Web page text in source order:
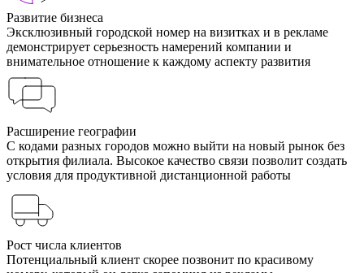
Развитие бизнеса
Эксклюзивный городской номер на визитках и в рекламе
демонстрирует серьезность намерений компании и
внимательное отношение к каждому аспекту развития
Расширение географии
С кодами разных городов можно выйти на новый рынок без
открытия филиала. Высокое качество связи позволит создать
условия для продуктивной дистанционной работы
Рост числа клиентов
Потенциальный клиент скорее позвонит по красивому